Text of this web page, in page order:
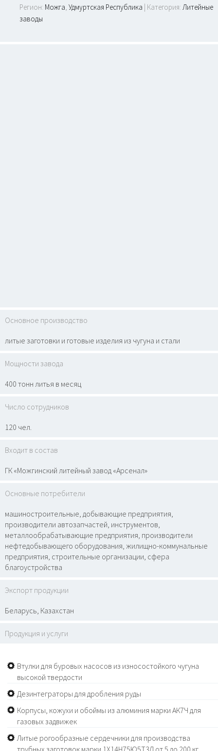
Регион: Можга, Удмуртская Республика | Категория: Литейные
заводы
Основное производство
литые заготовки и готовые изделия из чугуна и стали
Мощности завода
400 тонн литья в месяц
Число сотрудников
120 чел.
Входит в состав
ГК «Можгинский литейный завод «Арсенал»
Основные потребители
машиностроительные, добывающие предприятия,
производители автозапчастей, инструментов,
металлообрабатывающие предприятия, производители
нефтедобывающего оборудования, жилищно-коммунальные
предприятия, строительные организации, сфера
благоустройства
Экспорт продукции
Беларусь, Казахстан
Продукция и услуги
Втулки для буровых насосов из износостойкого чугуна
высокой твердости
Дезинтеграторы для дробления руды
Корпусы, кожухи и обоймы из алюминия марки АК7Ч для
газовых задвижек
Литые рогообразные сердечники для производства